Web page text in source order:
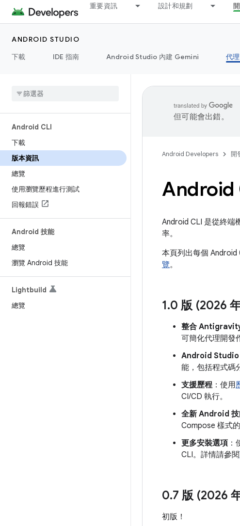
重要資訊 設計和規劃
ANDROID STUDIO
下載
IDE 指南 Android Studio 內建 Gemini 代
Android CLI
下載
版本資訊
總覽
使用瀏覽歷程進行測試
回報錯誤
Android 技能
總覽
瀏覽 Android 技能
Lightbuild
總覽
但可能會出錯。
Android Developers 開
Android
Android CLI 是從終端
率。
本頁列出每個
覽。
1.0 版 (2026
整合
可簡化代理開發
Android Studio
能，包括程式碼
支援歷程：使用
CI/CD 執行。
全新 Android
Compose 樣式的
更多安裝選項
CLI。詳情請參閱
0.7 版 (2026
初版！